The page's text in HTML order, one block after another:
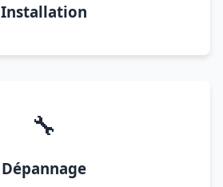
Installation
🔧
Dépannage